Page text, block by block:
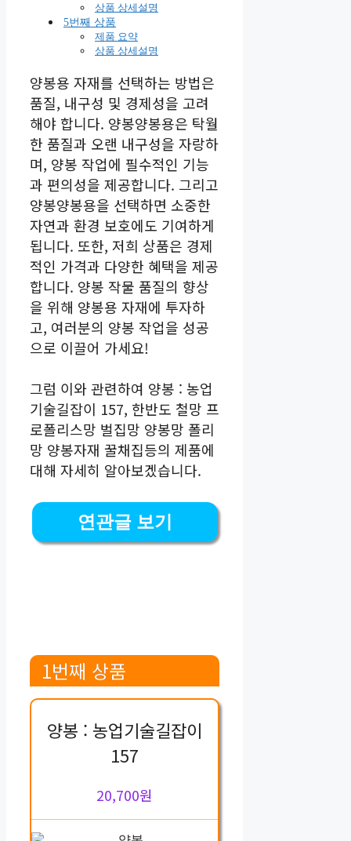
상품 상세설명
5번째 상품
제품 요약
상품 상세설명
양봉용 자재를 선택하는 방법은
품질, 내구성 및 경제성을 고려
해야 합니다. 양봉양봉용은 탁월
한 품질과 오랜 내구성을 자랑하
며, 양봉 작업에 필수적인 기능
과 편의성을 제공합니다. 그리고
양봉양봉용을 선택하면 소중한
자연과 환경 보호에도 기여하게
됩니다. 또한, 저희 상품은 경제
적인 가격과 다양한 혜택을 제공
합니다. 양봉 작물 품질의 향상
을 위해 양봉용 자재에 투자하
고, 여러분의 양봉 작업을 성공
으로 이끌어 가세요!
그럼 이와 관련하여 양봉 : 농업
기술길잡이 157, 한반도 철망 프
로폴리스망 벌집망 양봉망 폴리
망 양봉자재 꿀채집등의 제품에
대해 자세히 알아보겠습니다.
연관글 보기
1번째 상품
양봉 : 농업기술길잡이
157
20,700원